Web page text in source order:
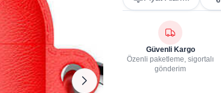
Güvenli Kargo
Özenli paketleme, sigortalı
gönderim